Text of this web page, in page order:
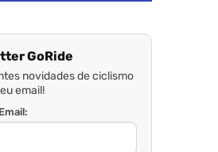
GoRide
novidades de ciclismo
email!
Email: